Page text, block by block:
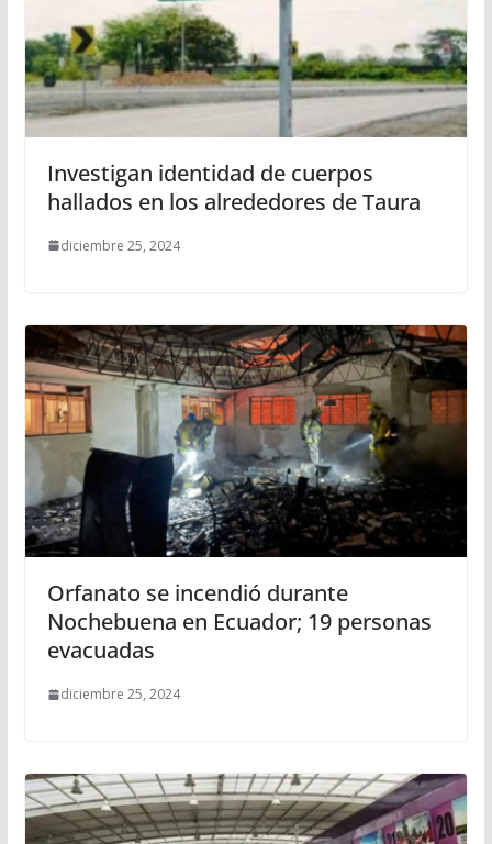
Investigan identidad de cuerpos
hallados en los alrededores de Taura
diciembre 25, 2024
Orfanato se incendió durante
Nochebuena en Ecuador; 19 personas
evacuadas
diciembre 25, 2024